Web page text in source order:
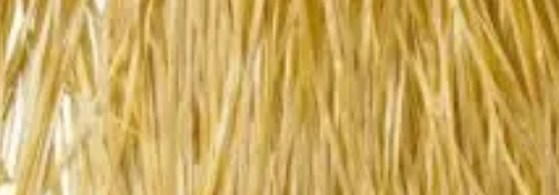
Afro paróka
2490 Ft
Barna testfesték
990Ft
Színes Hawai szett
990Ft